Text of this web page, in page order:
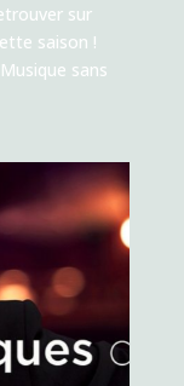
sur
saison !
sans